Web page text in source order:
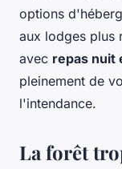
options
aux lodges plus
avec repas nuit
pleinement de
l'intendance.
La forêt